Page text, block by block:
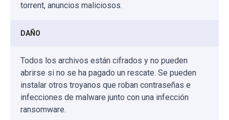
torrent, anuncios maliciosos.
DAÑO
Todos los archivos están cifrados y no pueden
abrirse si no se ha pagado un rescate. Se pueden
instalar otros troyanos que roban contraseñas e
infecciones de malware junto con una infección
ransomware.